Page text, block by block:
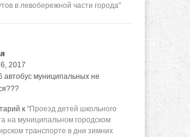
в левобережной части города"
2017
автобус муниципальных не
к "Проезд детей школьного
на муниципальном городском
транспорте в дни зимних